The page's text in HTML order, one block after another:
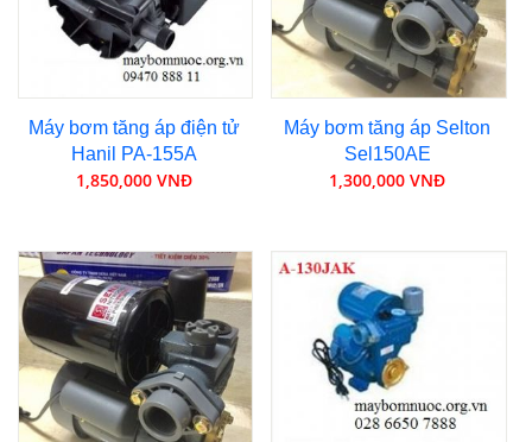
Máy bơm tăng áp điện tử
Hanil PA-155A
1,850,000 VNĐ
Máy bơm tăng áp Selton
Sel150AE
1,300,000 VNĐ